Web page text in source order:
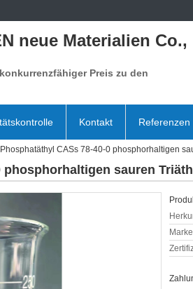
neue Materialien Co.,
Preis zu den
Kontakt Referenzen
CASs 78-40-0 phosphorhaltigen
sauren